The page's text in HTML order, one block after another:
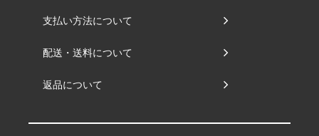
支払い方法について
配送・送料について
返品について